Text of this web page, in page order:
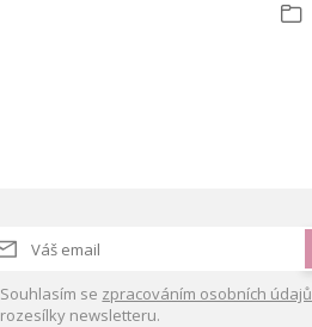
Souhlasím se zpracováním osobních údajů
rozesílky newsletteru.